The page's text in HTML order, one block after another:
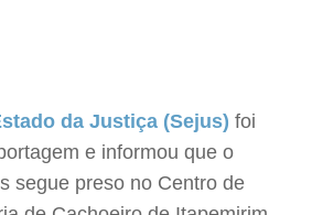
da Justiça (Sejus) foi
e informou que o
segue preso no Centro de